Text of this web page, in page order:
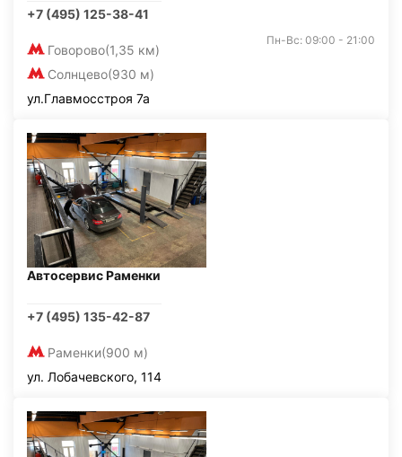
+7 (495) 125-38-41
Говорово(1,35 км)
Солнцево(930 м)
Пн-Вс: 09:00 - 21:00
ул.Главмосстроя 7а
Автосервис Раменки
+7 (495) 135-42-87
Раменки(900 м)
ул. Лобачевского, 114